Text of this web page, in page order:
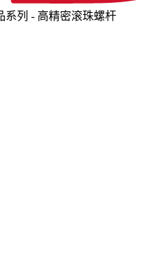
系列 - 高精密滚珠螺杆